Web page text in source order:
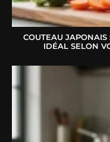
COUTEAU
IDÉAL SELON